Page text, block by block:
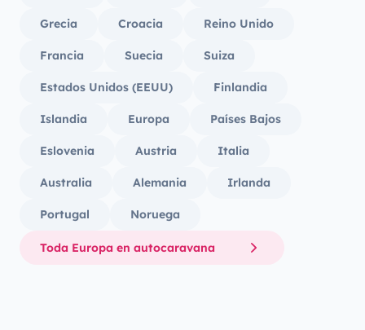
Grecia Croacia Reino Unido
Francia Suecia Suiza
Estados Unidos (EEUU) Finlandia
Islandia Europa Países Bajos
Eslovenia Austria Italia
Australia Alemania Irlanda
Portugal Noruega
Toda Europa en autocaravana